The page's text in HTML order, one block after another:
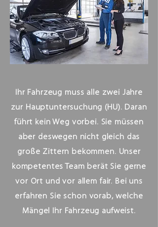
Ihr Fahrzeug muss alle zwei Jahre
zur Hauptuntersuchung (HU). Daran
führt kein Weg vorbei. Sie müssen
aber deswegen nicht gleich das
große Zittern bekommen. Unser
kompetentes Team berät Sie gerne
vor Ort und vor allem fair. Bei uns
erfahren Sie schon vorab, welche
Mängel Ihr Fahrzeug aufweist.